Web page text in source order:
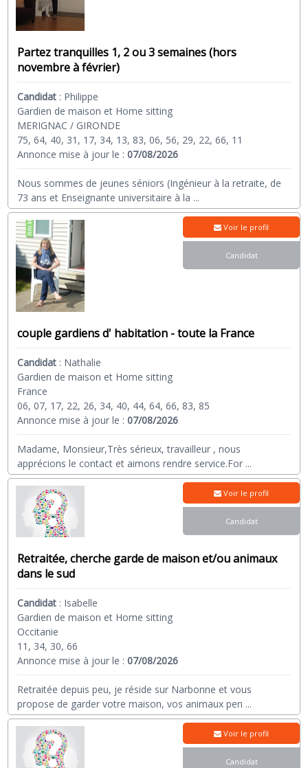
Partez tranquilles 1, 2 ou 3 semaines (hors
novembre à février)
Candidat : Philippe
Gardien de maison et Home sitting
MERIGNAC / GIRONDE
75, 64, 40, 31, 17, 34, 13, 83, 06, 56, 29, 22, 66, 11
Annonce mise à jour le :07/08/2026
Nous sommes de jeunes séniors (Ingénieur à la retraite, de
73 ans et Enseignante universitaire à la ...
couple gardiens d' habitation - toute la France
Candidat : Nathalie
Gardien de maison et Home sitting
France
06, 07, 17, 22, 26, 34, 40, 44, 64, 66, 83, 85
Annonce mise à jour le :07/08/2026
Madame, Monsieur,Très sérieux, travailleur , nous
apprécions le contact et aimons rendre service.For ...
Voir le profil
Candidat
Retraitée, cherche garde de maison et/ou animaux
dans le sud
Candidat : Isabelle
Gardien de maison et Home sitting
Occitanie
11, 34, 30, 66
Annonce mise à jour le :07/08/2026
Retraitée depuis peu, je réside sur Narbonne et vous
propose de garder votre maison, vos animaux pen ...
Voir le profil
Candidat
Voir le profil
Candidat